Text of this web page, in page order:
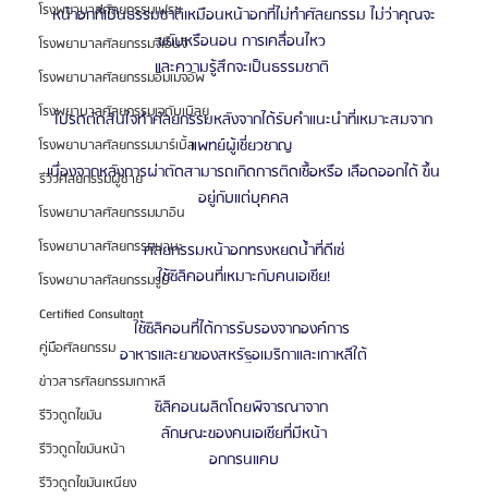
โรงพยาบาลศัลยกรรมเฟรช
โรงพยาบาลศัลยกรรมจีเอ็นจี
โรงพยาบาลศัลยกรรมอิมเมจอัพ
โรงพยาบาลศัลยกรรมเจดับเบิลยู
โรงพยาบาลศัลยกรรมมาร์เบิ้ล
รีวิวศัลยกรรมผู้ชาย
โรงพยาบาลศัลยกรรมมาอิน
โรงพยาบาลศัลยกรรมนานะ
โรงพยาบาลศัลยกรรมรูบี
Certified Consultant
คู่มือศัลยกรรม
ข่าวสารศัลยกรรมเกาหลี
รีวิวดูดไขมัน
รีวิวดูดไขมันหน้า
รีวิวดูดไขมันเหนียง
หน้าอกที่เป็นธรรมชาติเหมือนหน้าอกที่ไม่ทําศัลยกรรม ไม่ว่าคุณจะ
ขยับหรือนอน การเคลื่อนไหว
และความรู้สึกจะเป็นธรรมชาติ
โปรดตัดสินใจทําศัลยกรรมหลังจากได้รับคําแนะนําที่เหมาะสมจาก
แพทย์ผู้เชี่ยวชาญ
เนื่องจากหลังการผ่าตัดสามารถเกิดการติดเชื้อหรือ เลือดออกได้ ขึ้น
อยู่กับแต่บุคคล
ศัลยกรรมหน้าอกทรงหยดน้ำที่ดีเซ่
ใช้ซิลิคอนที่เหมาะกับคนเอเชีย!
ใช้ซิลิคอนที่ได้การรับรองจากองค์การ
อาหารและยาของสหรัฐอเมริกาและเกาหลีใต้
ซิลิคอนผลิตโดยพิจารณาจาก
ลักษณะของคนเอเชียที่มีหน้า
อกกรนแคบ